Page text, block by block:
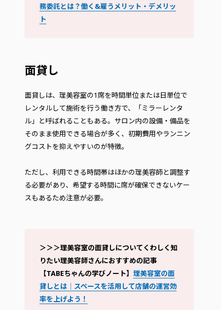
務委託とは？働く&雇うメリット・デメリッ
ト
面貸し
面貸しは、理美容室の1席を時間単位または日単位で
レンタルして施術を行う働き方で、「ミラーレンタ
ル」と呼ばれることもある。サロン内の設備・備品を
そのまま使用できる場合が多く、初期費用やランニン
グコストを抑えやすいのが特徴。
ただし、利用できる時間帯はほかの理美容師と調整す
る必要があり、希望する時間に席が確保できないケー
スもあるため注意が必要。
＞＞＞理美容室の面貸しについてくわしく知
りたい理美容師さんにおすすめの記事
【TABEちゃんの学びノート】 理美容室の面
貸しとは｜スペースを活用して店舗の運営効
率を上げよう！